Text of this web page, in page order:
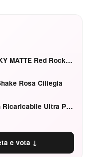
MAC M·A·CXIMAL SILKY MATTE Red Rock mat
Rosa Ciliegia
Hourglass Confession Ricaricabile Ultra Preciso Ad Alta Intensità Secretly Classic Red
e vota ↓